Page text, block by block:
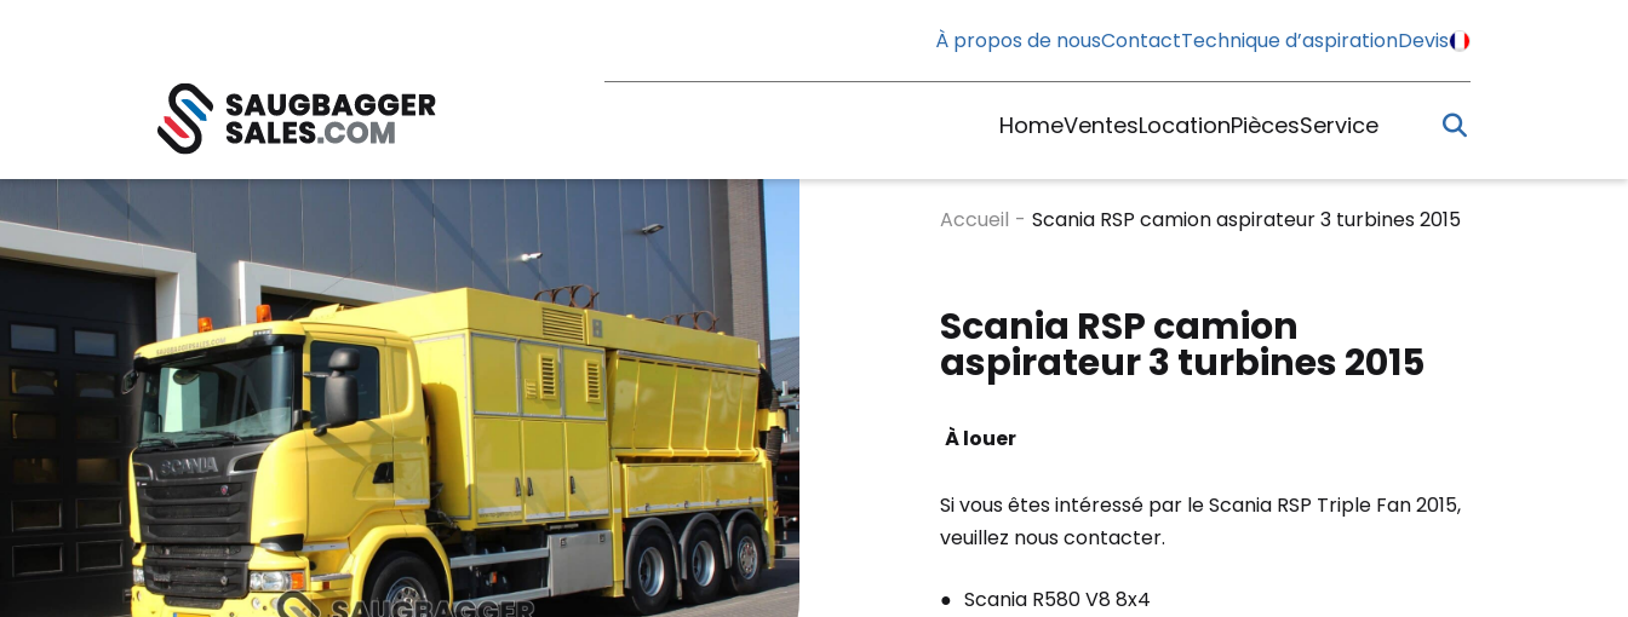
À propos de nousContactTechnique d’aspirationDevis
HomeVentesLocationPiècesService
Accueil - Scania RSP camion aspirateur 3 turbines 2015
Scania RSP camion
aspirateur 3 turbines 2015
À louer
Si vous êtes intéressé par le Scania RSP Triple Fan 2015,
veuillez nous contacter.
Scania R580 V8 8x4